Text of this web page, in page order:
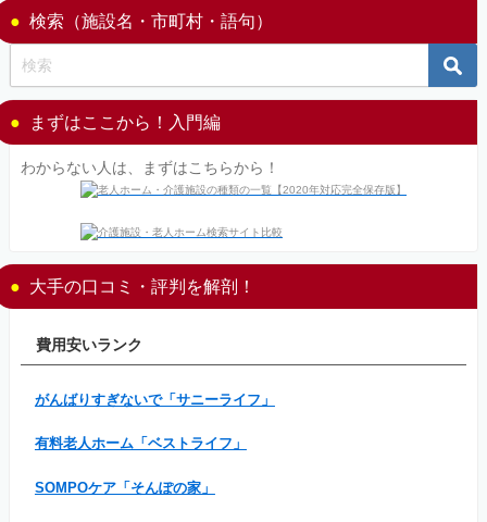
検索（施設名・市町村・語句）
まずはここから！入門編
わからない人は、まずはこちらから！
大手の口コミ・評判を解剖！
費用安いランク
がんばりすぎないで「サニーライフ」
有料老人ホーム「ベストライフ」
SOMPOケア「そんぽの家」